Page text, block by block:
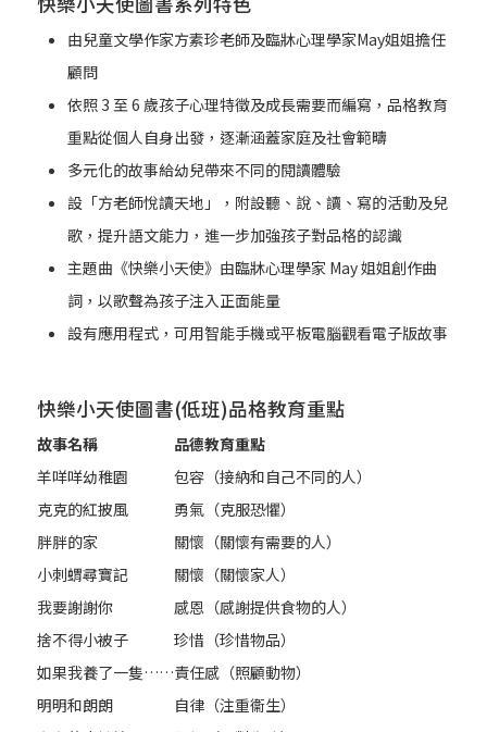
由兒童文學作家方素珍老師及臨牀心理學家May姐姐擔任
顧問
依照 3 至 6 歲孩子心理特徵及成長需要而編寫，品格教育
重點從個人自身出發，逐漸涵蓋家庭及社會範疇
多元化的故事給幼兒帶來不同的閱讀體驗
設「方老師悅讀天地」，附設聽、說、讀、寫的活動及兒
歌，提升語文能力，進一步加強孩子對品格的認識
主題曲《快樂小天使》由臨牀心理學家 May 姐姐創作曲
詞，以歌聲為孩子注入正面能量
設有應用程式，可用智能手機或平板電腦觀看電子版故事
快樂小天使圖書(低班)品格教育重點
故事名稱
品德教育重點
羊咩咩幼稚園
包容（接納和自己不同的人）
克克的紅披風
勇氣（克服恐懼）
胖胖的家
關懷（關懷有需要的人）
小刺蝟尋寶記
關懷（關懷家人）
我要謝謝你
感恩（感謝提供食物的人）
捨不得小被子
珍惜（珍惜物品）
如果我養了一隻……責任感（照顧動物）
明明和朗朗
自律（注重衞生）